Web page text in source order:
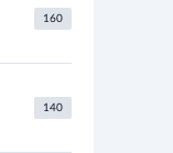
160
140